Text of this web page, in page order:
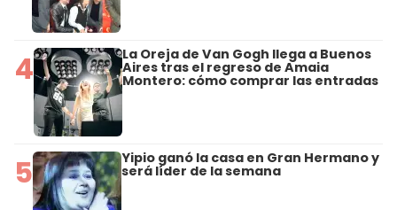
4 La Oreja de Van Gogh llega a Buenos
Aires tras el regreso de Amaia
Montero: cómo comprar las entradas
5 Yipio ganó la casa en Gran Hermano y
será líder de la semana